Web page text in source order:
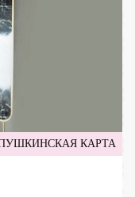
КАРТА